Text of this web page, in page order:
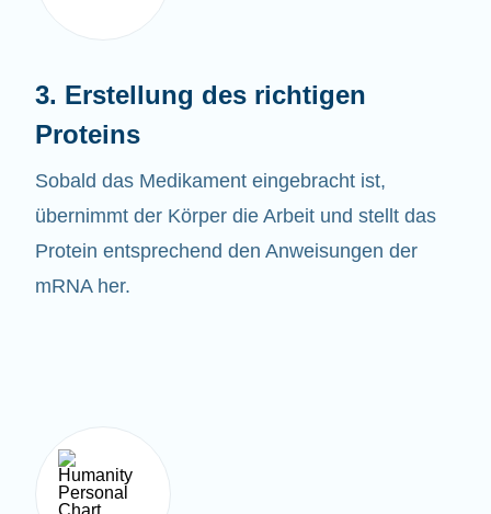
3. Erstellung des richtigen
Proteins
Sobald das Medikament eingebracht ist,
übernimmt der Körper die Arbeit und stellt das
Protein entsprechend den Anweisungen der
mRNA her.